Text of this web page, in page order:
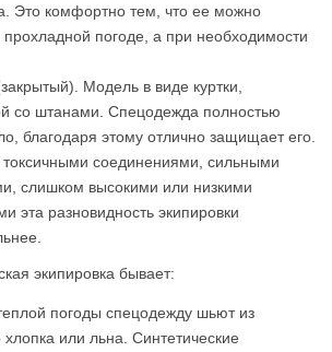
Это комфортно тем, что ее можно
прохладной погоде, а при необходимости
Модель в виде куртки,
со штанами. Спецодежда полностью
благодаря этому отлично защищает его.
соединениями, сильными
слишком высокими или низкими
эта разновидность экипировки
экипировка бывает:
погоды спецодежду шьют из
хлопка или льна. Синтетические